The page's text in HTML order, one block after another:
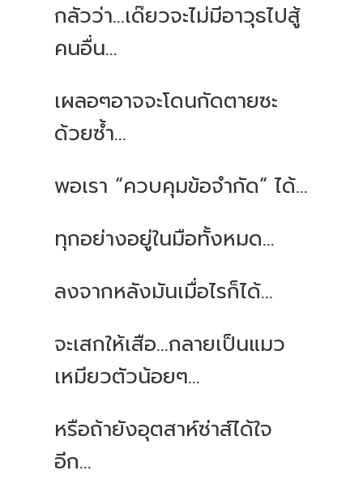
กลัวว่า...เด๊ยวจะไม่มีอาวุธไปสู้
คนอื่น...
เผลอๆอาจจะโดนกัดตายซะ
ด้วยซ้ำ...
พอเรา “ควบคุมข้อจำกัด” ได้...
ทุกอย่างอยู่ในมือทั้งหมด...
ลงจากหลังมันเมื่อไรก็ได้...
จะเสกให้เสือ...กลายเป็นแมว
เหมียวตัวน้อยๆ...
หรือถ้ายังอุตสาห์ซ่าส์ได้ใจ
อีก...